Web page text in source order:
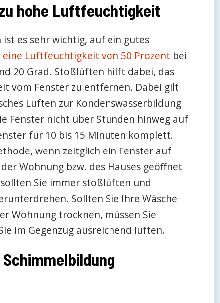
hohe Luftfeuchtigkeit
es sehr wichtig, auf ein gutes
eine Luftfeuchtigkeit von 50 Prozent bei
20 Grad. Stoßlüften hilft dabei, das
vom Fenster zu entfernen. Dabei gilt
Lüften zur Kondenswasserbildung
Fenster nicht über Stunden hinweg auf
für 10 bis 15 Minuten komplett.
wenn zeitglich ein Fenster auf
Wohnung bzw. des Hauses geöffnet
Sie immer stoßlüften und
Sollten Sie Ihre Wäsche
Wohnung trocknen, müssen Sie
im Gegenzug ausreichend lüften.